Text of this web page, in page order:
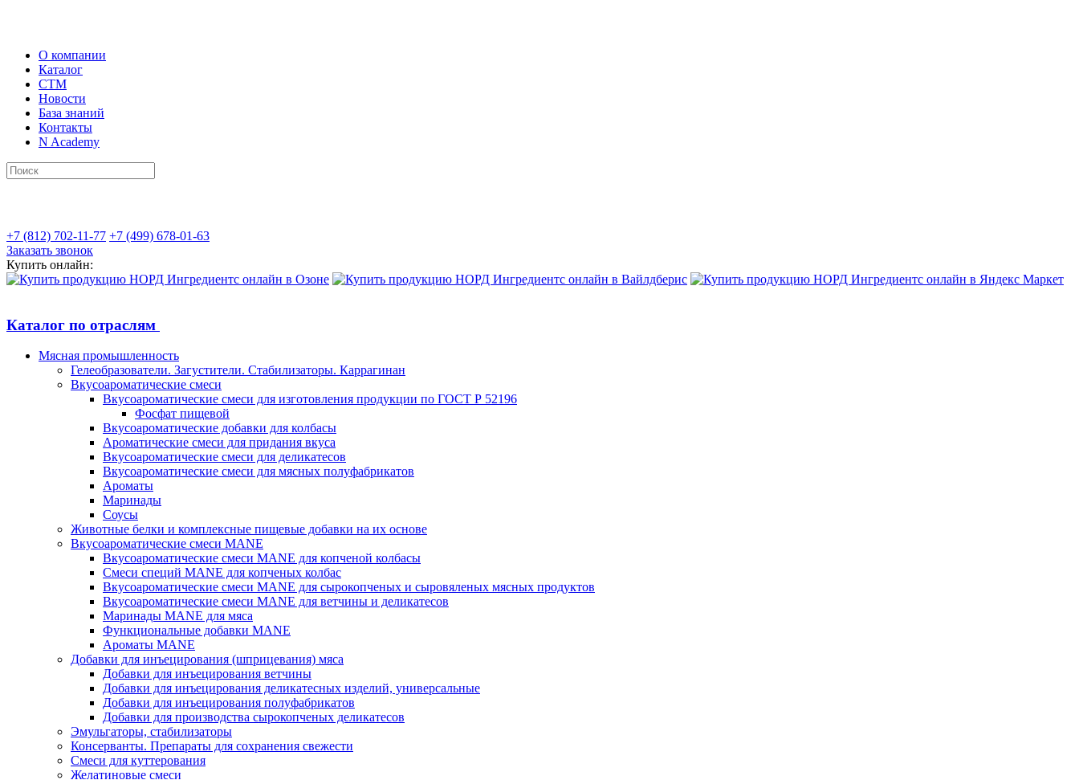
О компании
Каталог
СТМ
Новости
База знаний
Контакты
N Academy
+7 (812) 702-11-77 +7 (499) 678-01-63
Заказать звонок
Купить онлайн:
Каталог по отраслям
Мясная промышленность
Гелеобразователи. Загустители. Стабилизаторы. Каррагинан
Вкусоароматические смеси
Вкусоароматические смеси для изготовления продукции по ГОСТ Р 52196
Фосфат пищевой
Вкусоароматические добавки для колбасы
Ароматические смеси для придания вкуса
Вкусоароматические смеси для деликатесов
Вкусоароматические смеси для мясных полуфабрикатов
Ароматы
Маринады
Соусы
Животные белки и комплексные пищевые добавки на их основе
Вкусоароматические смеси MANE
Вкусоароматические смеси MANE для копченой колбасы
Смеси специй MANE для копченых колбас
Вкусоароматические смеси MANE для сырокопченых и сыровяленых мясных продуктов
Вкусоароматические смеси MANE для ветчины и деликатесов
Маринады MANE для мяса
Функциональные добавки MANE
Ароматы MANE
Добавки для инъецирования (шприцевания) мяса
Добавки для инъецирования ветчины
Добавки для инъецирования деликатесных изделий, универсальные
Добавки для инъецирования полуфабрикатов
Добавки для производства сырокопченых деликатесов
Эмульгаторы, стабилизаторы
Консерванты. Препараты для сохранения свежести
Смеси для куттерования
Желатиновые смеси